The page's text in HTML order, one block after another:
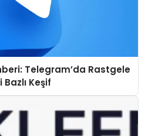
Telegram’da Rastgele
Keşif